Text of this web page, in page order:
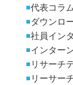
代表コラ
ダウンロ
社員イン
インター
リサーチ
リーサー